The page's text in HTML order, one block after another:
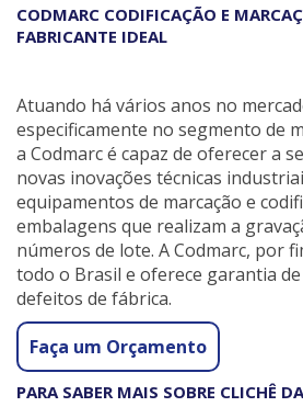
CODMARC CODIFICAÇÃO E
FABRICANTE IDEAL
Atuando há vários anos no
especificamente no segmento de
a Codmarc é capaz de oferecer a
novas inovações técnicas
equipamentos de marcação e
embalagens que realizam a
números de lote. A Codmarc, por
todo o Brasil e oferece garantia
defeitos de fábrica.
Faça um Orçamento
PARA SABER MAIS SOBRE CLICHÊ